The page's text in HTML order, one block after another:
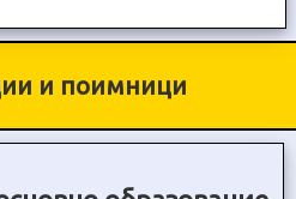
и поимници